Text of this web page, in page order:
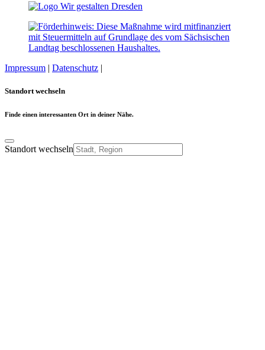
Impressum | Datenschutz |
Standort wechseln
Finde einen interessanten Ort in deiner Nähe.
Standort wechseln